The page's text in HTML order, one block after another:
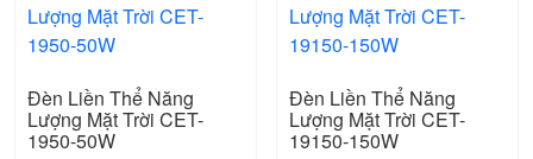
Đèn Liền Thể Năng
Lượng Mặt Trời CET-
1950-50W
Đèn Liền Thể Năng
Lượng Mặt Trời CET-
19150-150W